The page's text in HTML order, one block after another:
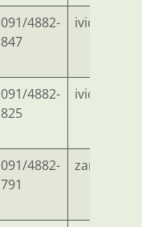
091/4882-
847
091/4882-
825
091/4882-
791